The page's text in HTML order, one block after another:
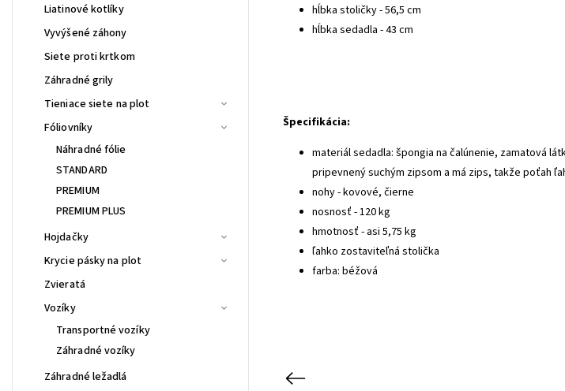
Liatinové kotlíky
Vyvýšené záhony
Siete proti krtkom
Záhradné grily
Tieniace siete na plot
Fóliovníky
Náhradné fólie
STANDARD
PREMIUM
PREMIUM PLUS
Hojdačky
Krycie pásky na plot
Zvieratá
Vozíky
Transportné vozíky
Záhradné vozíky
Záhradné ležadlá
hĺbka stoličky - 56,5 cm
hĺbka sedadla - 43 cm
Špecifikácia:
materiál sedadla: špongia na čalúnenie, zamatová
pripevnený suchým zipsom a má zips, takže poťah
nohy - kovové, čierne
nosnosť - 120 kg
hmotnosť - asi 5,75 kg
ľahko zostaviteľná stolička
farba: béžová
Previous